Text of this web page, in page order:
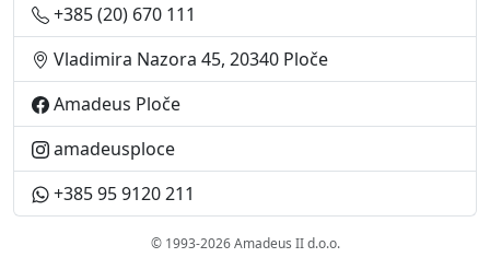
+385 (20) 670 111
Vladimira Nazora 45, 20340 Ploče
Amadeus Ploče
amadeusploce
+385 95 9120 211
© 1993-2026 Amadeus II d.o.o.